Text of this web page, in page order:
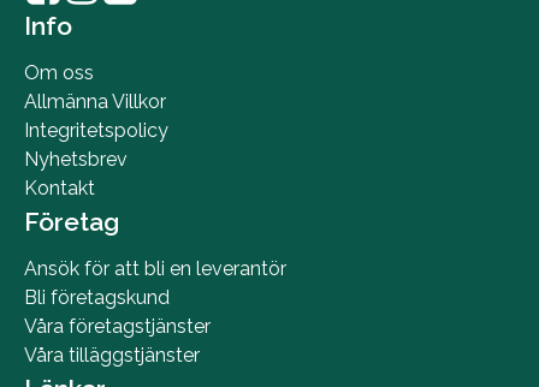
Info
Om oss
Allmänna Villkor
Integritetspolicy
Nyhetsbrev
Kontakt
Företag
Ansök för att bli en leverantör
Bli företagskund
Våra företagstjänster
Våra tilläggstjänster